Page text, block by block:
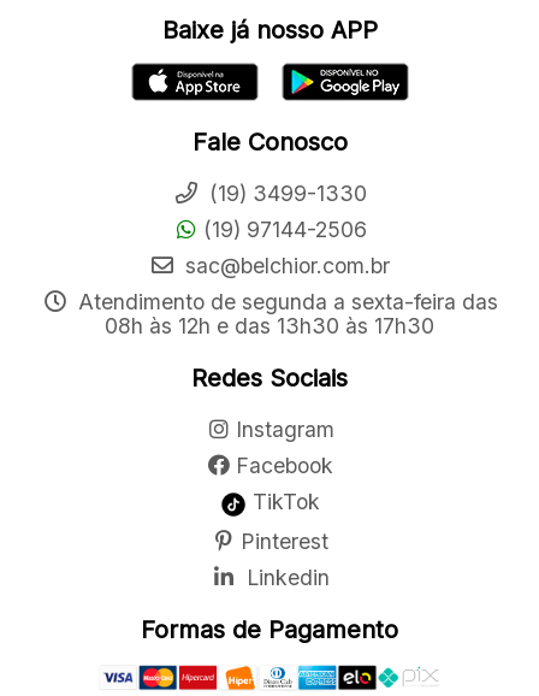
Baixe já nosso APP
Fale Conosco
(19) 3499-1330
(19) 97144-2506
sac@belchior.com.br
Atendimento de segunda a sexta-feira das
08h às 12h e das 13h30 às 17h30
Redes Sociais
Instagram
Facebook
TikTok
Pinterest
Linkedin
Formas de Pagamento